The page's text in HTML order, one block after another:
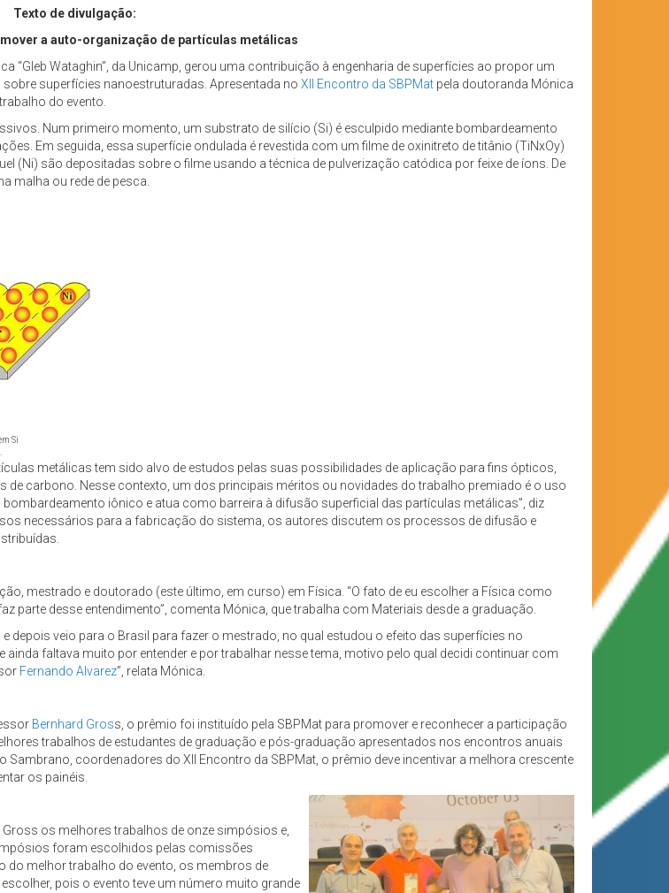
Texto de divulgação:
a auto-organização de partículas metálicas
“Gleb Wataghin”, da Unicamp, gerou uma contribuição à engenharia de superfícies ao propor um
superfícies nanoestruturadas. Apresentada no XII Encontro da SBPMat pela doutoranda Mónica
do evento.
Num primeiro momento, um substrato de silício (Si) é esculpido mediante bombardeamento
Em seguida, essa superfície ondulada é revestida com um filme de oxinitreto de titânio (TiNxOy)
(Ni) são depositadas sobre o filme usando a técnica de pulverização catódica por feixe de íons. De
malha ou rede de pesca.
Si
metálicas tem sido alvo de estudos pelas suas possibilidades de aplicação para fins ópticos,
carbono. Nesse contexto, um dos principais méritos ou novidades do trabalho premiado é o uso
iônico e atua como barreira à difusão superficial das partículas metálicas”, diz
necessários para a fabricação do sistema, os autores discutem os processos de difusão e
mestrado e doutorado (este último, em curso) em Física. “O fato de eu escolher a Física como
parte desse entendimento”, comenta Mónica, que trabalha com Materiais desde a graduação.
depois veio para o Brasil para fazer o mestrado, no qual estudou o efeito das superfícies no
faltava muito por entender e por trabalhar nesse tema, motivo pelo qual decidi continuar com
Fernando Alvarez”, relata Mónica.
Bernhard Gross, o prêmio foi instituído pela SBPMat para promover e reconhecer a participação
trabalhos de estudantes de graduação e pós-graduação apresentados nos encontros anuais
coordenadores do XII Encontro da SBPMat, o prêmio deve incentivar a melhora crescente
os painéis.
os melhores trabalhos de onze simpósios e,
foram escolhidos pelas comissões
do melhor trabalho do evento, os membros de
pois o evento teve um número muito grande